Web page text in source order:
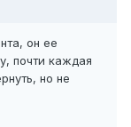
он ее
почти каждая
но не